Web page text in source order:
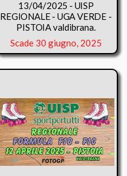
13/04/2025 - UISP
REGIONALE - UGA VERDE -
PISTOIA valdibrana.
Scade 30 giugno, 2025